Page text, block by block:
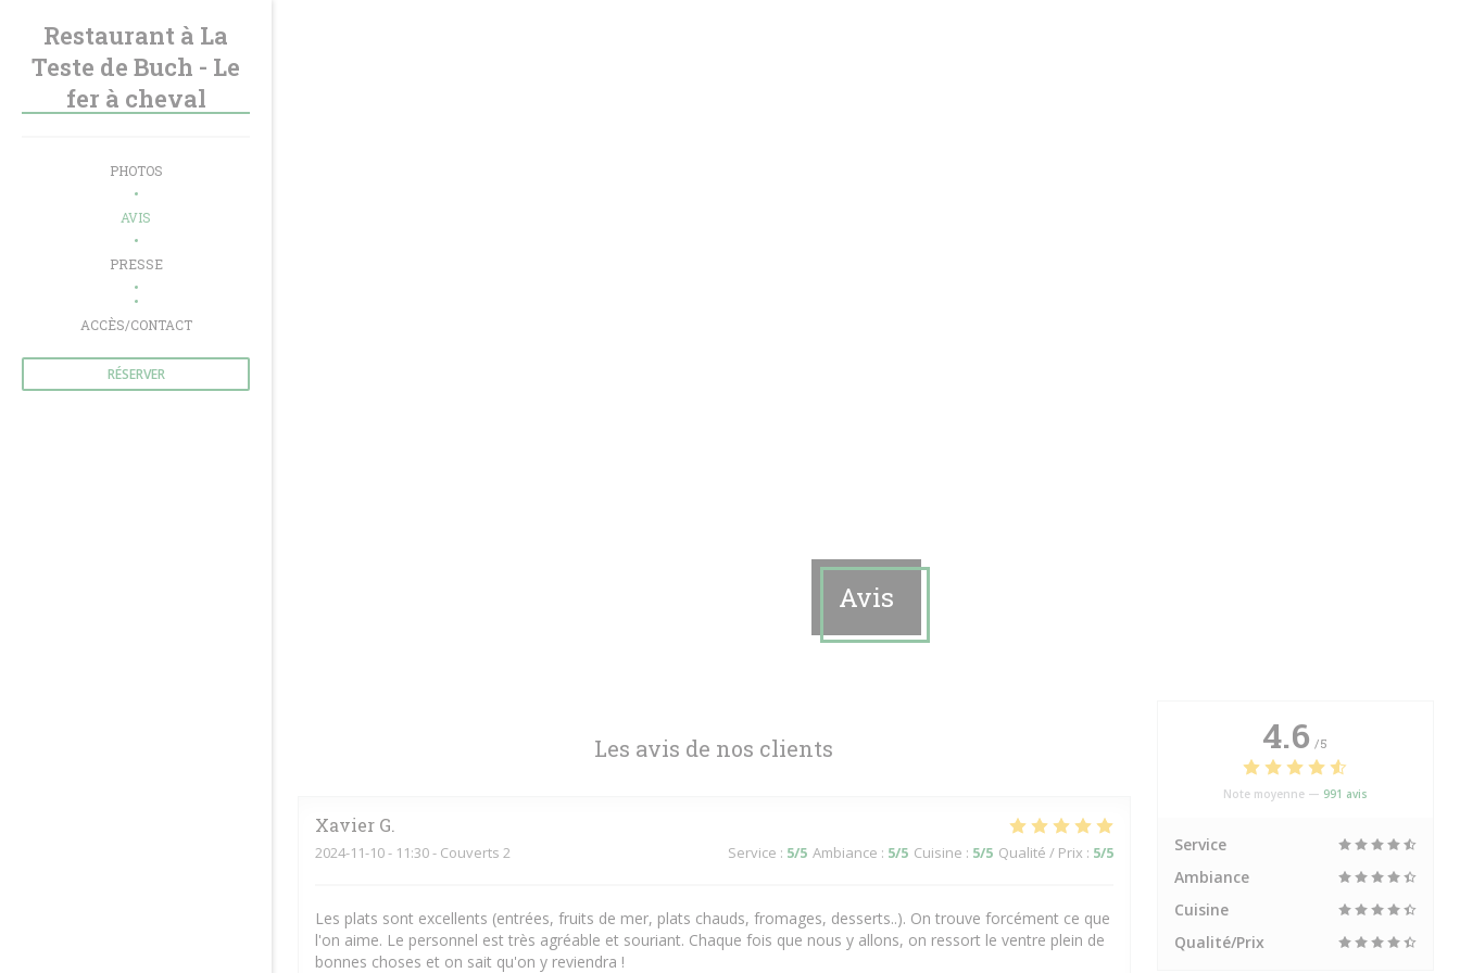
Restaurant à La
Teste de Buch - Le
fer à cheval
PHOTOS
AVIS
PRESSE
((OUVRE UNE NOUVELLE FENÊTRE))
ACCÈS/CONTACT
RÉSERVER
Avis
Les avis de nos clients
Xavier G
2024-11-10- 11:30 - Couverts 2 Service : 5/5 Ambiance : 5/5 Cuisine : 5/5 Qualité / Prix : 5/5
Les plats sont excellents (entrées, fruits de mer, plats chauds, fromages, desserts..). On trouve forcément ce que
l'on aime. Le personnel est très agréable et souriant. Chaque fois que nous y allons, on ressort le ventre plein de
bonnes choses et on sait qu'on y reviendra !
4.6 /5
Note moyenne — 991 avis
Service
Ambiance
Cuisine
Qualité/Prix